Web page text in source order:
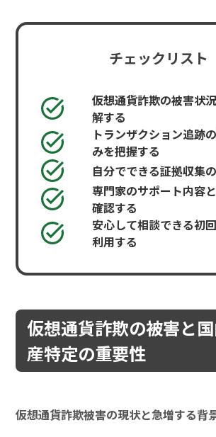
チェックリスト
仮想通貨詐欺の被害状
解する
トランザクション追跡
みを把握する
自分でできる証拠収集
専門家のサポート内容
確認する
安心して相談できる初
利用する
仮想通貨詐欺の被害と
産特定の重要性
仮想通貨詐欺被害の現状と急増する背